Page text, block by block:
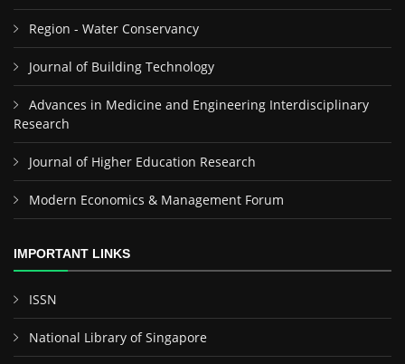
Region - Water Conservancy
Journal of Building Technology
Advances in Medicine and Engineering Interdisciplinary
Research
Journal of Higher Education Research
Modern Economics & Management Forum
IMPORTANT LINKS
ISSN
National Library of Singapore